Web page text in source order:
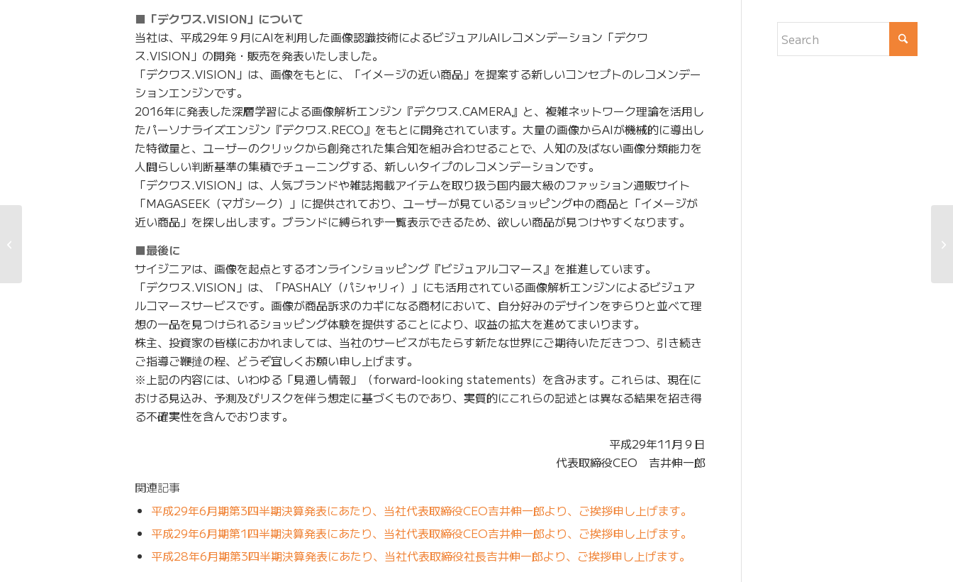
■「デクワス.VISION」について
当社は、平成29年９月にAIを利用した画像認識技術によるビジュアルAIレコメンデーション「デクワ
ス.VISION」の開発・販売を発表いたしました。
「デクワス.VISION」は、画像をもとに、「イメージの近い商品」を提案する新しいコンセプトのレコメンデー
ションエンジンです。
2016年に発表した深層学習による画像解析エンジン『デクワス.CAMERA』と、複雑ネットワーク理論を活用し
たパーソナライズエンジン『デクワス.RECO』をもとに開発されています。大量の画像からAIが機械的に導出し
た特徴量と、ユーザーのクリックから創発された集合知を組み合わせることで、人知の及ばない画像分類能力を
人間らしい判断基準の集積でチューニングする、新しいタイプのレコメンデーションです。
「デクワス.VISION」は、人気ブランドや雑誌掲載アイテムを取り扱う国内最大級のファッション通販サイト
「MAGASEEK（マガシーク）」に提供されており、ユーザーが見ているショッピング中の商品と「イメージが
近い商品」を探し出します。ブランドに縛られず一覧表示できるため、欲しい商品が見つけやすくなります。
■最後に
サイジニアは、画像を起点とするオンラインショッピング『ビジュアルコマース』を推進しています。
「デクワス.VISION」は、「PASHALY（パシャリィ）」にも活用されている画像解析エンジンによるビジュア
ルコマースサービスです。画像が商品訴求のカギになる商材において、自分好みのデザインをずらりと並べて理
想の一品を見つけられるショッピング体験を提供することにより、収益の拡大を進めてまいります。
株主、投資家の皆様におかれましては、当社のサービスがもたらす新たな世界にご期待いただきつつ、引き続き
ご指導ご鞭撻の程、どうぞ宜しくお願い申し上げます。
※上記の内容には、いわゆる「見通し情報」（forward-looking statements）を含みます。これらは、現在に
おける見込み、予測及びリスクを伴う想定に基づくものであり、実質的にこれらの記述とは異なる結果を招き得
る不確実性を含んでおります。
平成29年11月９日
代表取締役CEO 吉井伸一郎
関連記事
平成29年6月期第3四半期決算発表にあたり、当社代表取締役CEO吉井伸一郎より、ご挨拶申し上げます。
平成29年6月期第1四半期決算発表にあたり、当社代表取締役CEO吉井伸一郎より、ご挨拶申し上げます。
平成28年6月期第3四半期決算発表にあたり、当社代表取締役社長吉井伸一郎より、ご挨拶申し上げます。